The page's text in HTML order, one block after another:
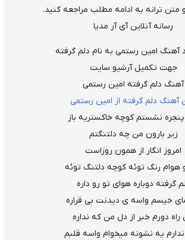
رسانه آنلاین آی آر مدیا
جهت تکمیل آرشیو سایت
آهنگ دلم گرفته امین رستمی
آهنگ دلم گرفته از امین رستمی
نشستم کوچه خاکستریه باز
زیر بارون من چه دلتنگتم
امروز انگار از همون روزاست
هوام رنگ توئه کوچه دلتنگ توئه
گرفته دوباره هوای تو رو داره
خیسم واسه ی دیدنت بی قراره
راه دورم خبر از دل من که نداره
یه نشونه میخوام واسه قلبم